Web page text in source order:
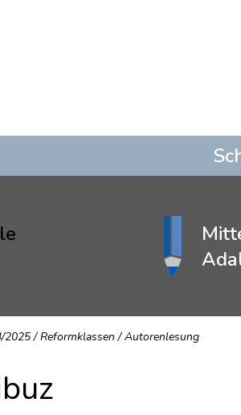
2025/Reformklassen /Autorenlesung